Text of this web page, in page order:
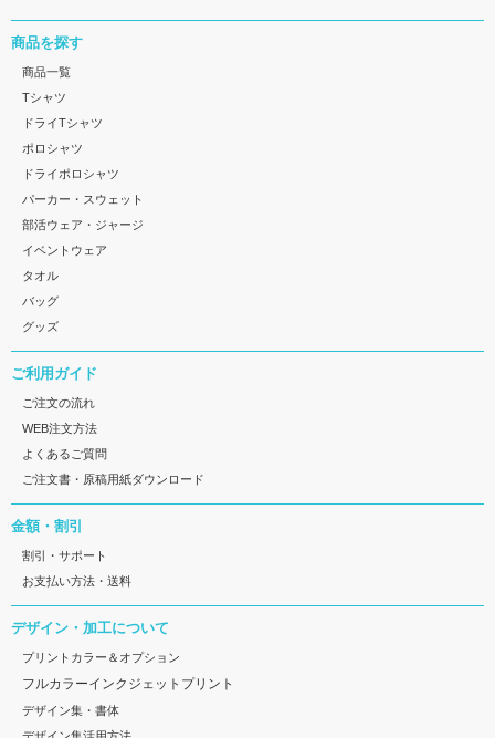
商品を探す
商品一覧
Tシャツ
ドライTシャツ
ポロシャツ
ドライポロシャツ
パーカー・スウェット
部活ウェア・ジャージ
イベントウェア
タオル
バッグ
グッズ
ご利用ガイド
ご注文の流れ
WEB注文方法
よくあるご質問
ご注文書・原稿用紙ダウンロード
金額・割引
割引・サポート
お支払い方法・送料
デザイン・加工について
プリントカラー＆オプション
フルカラーインクジェットプリント
デザイン集・書体
デザイン集活用方法